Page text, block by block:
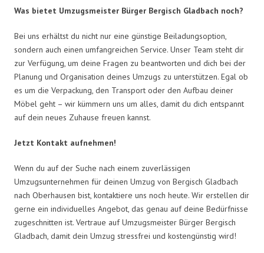
Was bietet Umzugsmeister Bürger Bergisch Gladbach noch?
Bei uns erhältst du nicht nur eine günstige Beiladungsoption,
sondern auch einen umfangreichen Service. Unser Team steht dir
zur Verfügung, um deine Fragen zu beantworten und dich bei der
Planung und Organisation deines Umzugs zu unterstützen. Egal ob
es um die Verpackung, den Transport oder den Aufbau deiner
Möbel geht – wir kümmern uns um alles, damit du dich entspannt
auf dein neues Zuhause freuen kannst.
Jetzt Kontakt aufnehmen!
Wenn du auf der Suche nach einem zuverlässigen
Umzugsunternehmen für deinen Umzug von Bergisch Gladbach
nach Oberhausen bist, kontaktiere uns noch heute. Wir erstellen dir
gerne ein individuelles Angebot, das genau auf deine Bedürfnisse
zugeschnitten ist. Vertraue auf Umzugsmeister Bürger Bergisch
Gladbach, damit dein Umzug stressfrei und kostengünstig wird!